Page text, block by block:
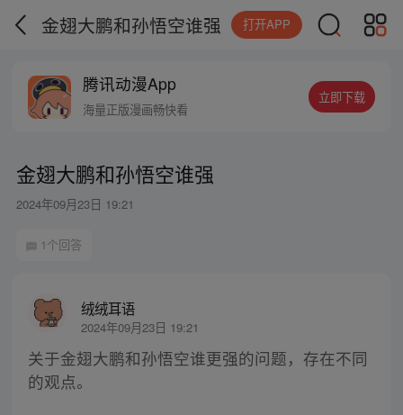
金翅大鹏和孙悟空谁强 打开APP
腾讯动漫App
海量正版漫画畅快看
立即下载
金翅大鹏和孙悟空谁强
2024年09月23日 19:21
1个回答
绒绒耳语
2024年09月23日 19:21
关于金翅大鹏和孙悟空谁更强的问题，存在不同
的观点。